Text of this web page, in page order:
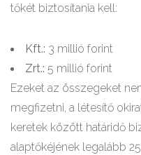
tőkét biztosítania kell:
Kft.: 3 millió forint
Zrt.: 5 millió forint
Ezeket az összegeket
megfizetni, a létesítő
keretek között határidő
alaptőkéjének legalább